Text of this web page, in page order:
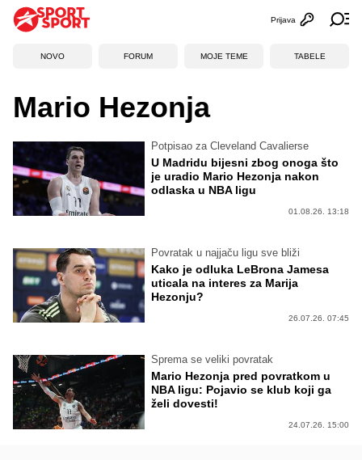
Otvori
Prijava
NOVO FORUM MOJE TEME TABELE
Mario Hezonja
Potpisao za Cleveland Cavalierse
U Madridu bijesni zbog onoga što
je uradio Mario Hezonja nakon
odlaska u NBA ligu
01.08.26. 13:18
Povratak u najjaču ligu sve bliži
Kako je odluka LeBrona Jamesa
uticala na interes za Marija
Hezonju?
26.07.26. 07:45
Sprema se veliki povratak
Mario Hezonja pred povratkom u
NBA ligu: Pojavio se klub koji ga
želi dovesti!
24.07.26. 15:00